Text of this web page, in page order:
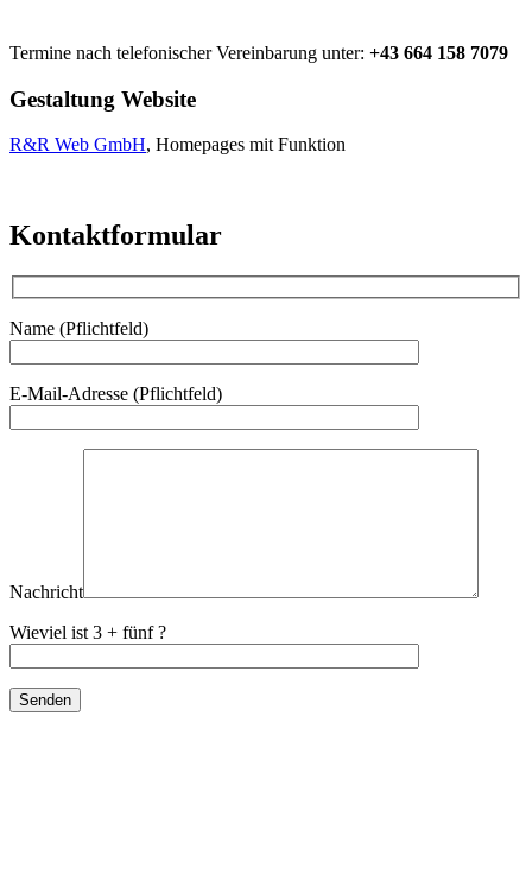
Termine nach telefonischer Vereinbarung unter: +43 664 158 7079
Gestaltung Website
R&R Web GmbH, Homepages mit Funktion
Kontaktformular
Name (Pflichtfeld)
E-Mail-Adresse (Pflichtfeld)
Nachricht
Wieviel ist 3 + fünf ?